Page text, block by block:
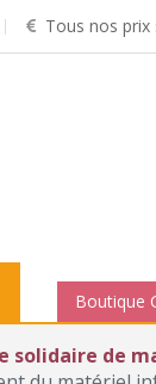
Tous nos
Boutique
solidaire de